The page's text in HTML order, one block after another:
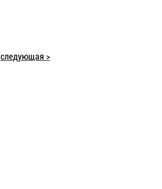
следующая >